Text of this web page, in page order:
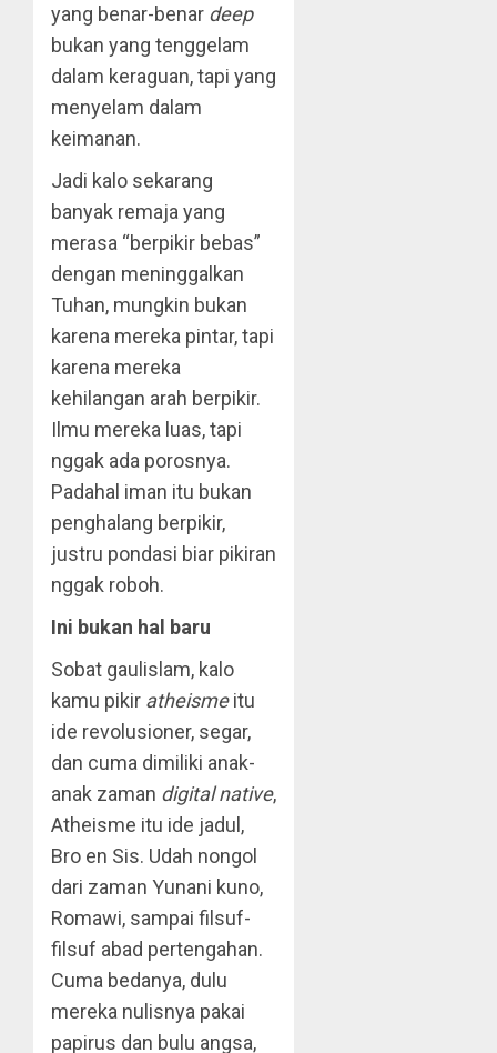
yang benar-benar deep
bukan yang tenggelam
dalam keraguan, tapi yang
menyelam dalam
keimanan.
Jadi kalo sekarang
banyak remaja yang
merasa “berpikir bebas”
dengan meninggalkan
Tuhan, mungkin bukan
karena mereka pintar, tapi
karena mereka
kehilangan arah berpikir.
Ilmu mereka luas, tapi
nggak ada porosnya.
Padahal iman itu bukan
penghalang berpikir,
justru pondasi biar pikiran
nggak roboh.
Ini bukan hal baru
Sobat gaulislam, kalo
kamu pikir atheismeitu
ide revolusioner, segar,
dan cuma dimiliki anak-
anak zaman digital native,
Atheisme itu ide jadul,
Bro en Sis. Udah nongol
dari zaman Yunani kuno,
Romawi, sampai filsuf-
filsuf abad pertengahan.
Cuma bedanya, dulu
mereka nulisnya pakai
papirus dan bulu angsa,